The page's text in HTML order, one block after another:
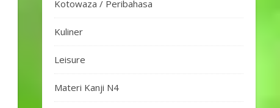
Kotowaza / Peribahasa
Kuliner
Leisure
Materi Kanji N4